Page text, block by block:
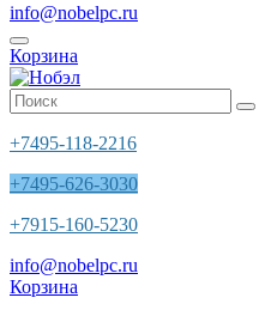
info@nobelpc.ru
Корзина
+7495-118-2216
+7495-626-3030
+7915-160-5230
info@nobelpc.ru
Корзина